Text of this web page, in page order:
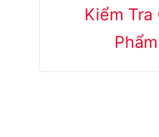
Kiểm